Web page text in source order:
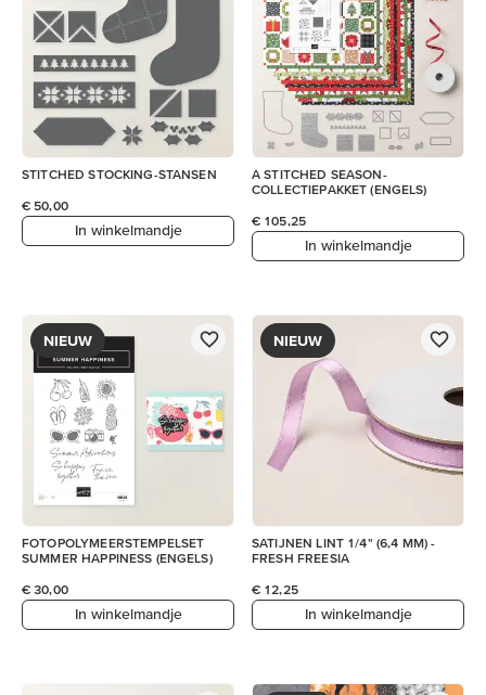
STITCHED STOCKING-STANSEN
€ 50,00
In winkelmandje
A STITCHED SEASON-
COLLECTIEPAKKET (ENGELS)
€ 105,25
In winkelmandje
NIEUW
FOTOPOLYMEERSTEMPELSET
SUMMER HAPPINESS (ENGELS)
€ 30,00
In winkelmandje
NIEUW
SATIJNEN LINT 1/4" (6,4 MM) -
FRESH FREESIA
€ 12,25
In winkelmandje